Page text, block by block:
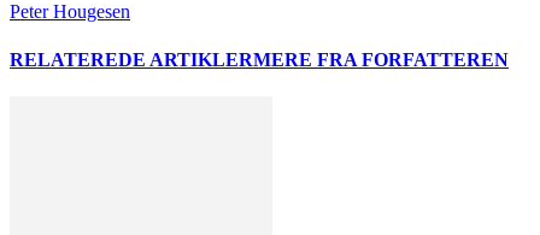
Peter Hougesen
RELATEREDE ARTIKLERMERE FRA FORFATTEREN